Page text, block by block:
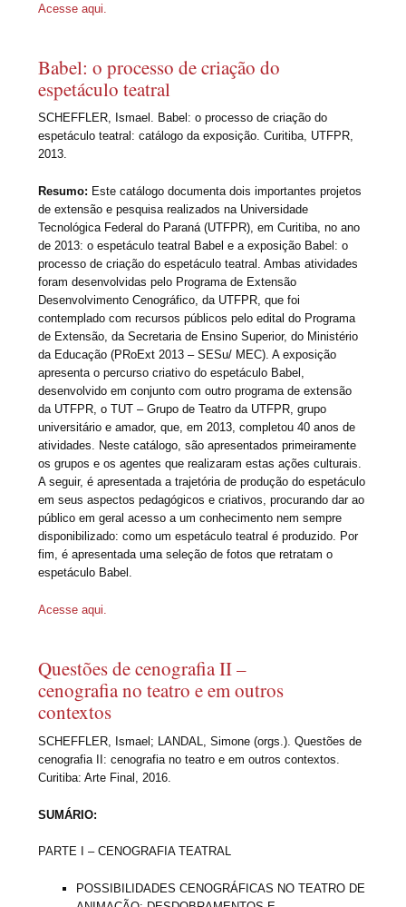
Acesse aqui.
Babel: o processo de criação do
espetáculo teatral
SCHEFFLER, Ismael. Babel: o processo de criação do
espetáculo teatral: catálogo da exposição. Curitiba, UTFPR,
2013.
Resumo: Este catálogo documenta dois importantes projetos
de extensão e pesquisa realizados na Universidade
Tecnológica Federal do Paraná (UTFPR), em Curitiba, no ano
de 2013: o espetáculo teatral Babel e a exposição Babel: o
processo de criação do espetáculo teatral. Ambas atividades
foram desenvolvidas pelo Programa de Extensão
Desenvolvimento Cenográfico, da UTFPR, que foi
contemplado com recursos públicos pelo edital do Programa
de Extensão, da Secretaria de Ensino Superior, do Ministério
da Educação (PRoExt 2013 – SESu/ MEC). A exposição
apresenta o percurso criativo do espetáculo Babel,
desenvolvido em conjunto com outro programa de extensão
da UTFPR, o TUT – Grupo de Teatro da UTFPR, grupo
universitário e amador, que, em 2013, completou 40 anos de
atividades. Neste catálogo, são apresentados primeiramente
os grupos e os agentes que realizaram estas ações culturais.
A seguir, é apresentada a trajetória de produção do espetáculo
em seus aspectos pedagógicos e criativos, procurando dar ao
público em geral acesso a um conhecimento nem sempre
disponibilizado: como um espetáculo teatral é produzido. Por
fim, é apresentada uma seleção de fotos que retratam o
espetáculo Babel.
Acesse aqui.
Questões de cenografia II –
cenografia no teatro e em outros
contextos
SCHEFFLER, Ismael; LANDAL, Simone (orgs.). Questões de
cenografia II: cenografia no teatro e em outros contextos.
Curitiba: Arte Final, 2016.
SUMÁRIO:
PARTE I – CENOGRAFIA TEATRAL
POSSIBILIDADES CENOGRÁFICAS NO TEATRO DE